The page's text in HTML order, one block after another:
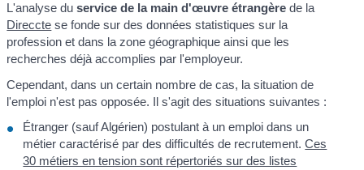
L'analyse duservice de la main d'œuvre étrangère de la
Direccte se fonde sur des données statistiques sur la
profession et dans la zone géographique ainsi que les
recherches déjà accomplies par l'employeur.
Cependant, dans un certain nombre de cas, la situation de
l'emploi n'est pas opposée. Il s'agit des situations suivantes :
Étranger (sauf Algérien) postulant à un emploi dans un
métier caractérisé par des difficultés de recrutement.Ces
30 métiers en tension sont répertoriés sur des listes